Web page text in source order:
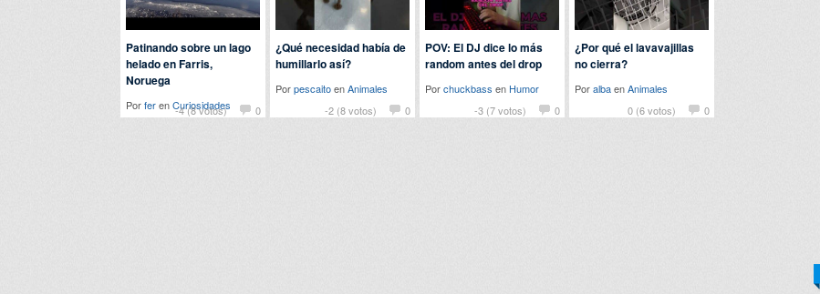
-4 (8 votos) 0
Patinando sobre un lago
helado en Farris,
Noruega
PorferenCuriosidades -2 (8 votos) 0
¿Qué necesidad había de
humillarlo así?
PorpescaitoenAnimales
-3 (7 votos)
0
POV: El DJ dice lo más
random antes del drop
Porchuckbass en Humor
0 (6 votos)
0
¿Por qué el lavavajillas
no cierra?
PoralbaenAnimales